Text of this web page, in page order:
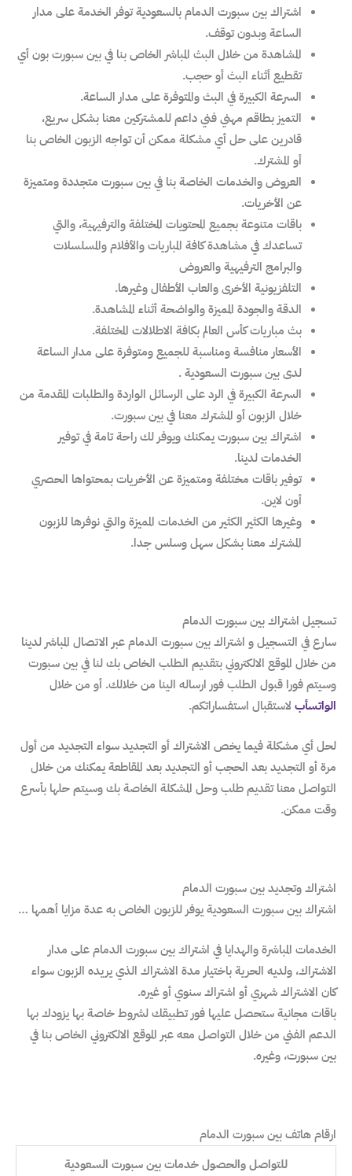
اشتراك بين سبورت الدمام بالسعودية توفر الخدمة على مدار
الساعة وبدون توقف.
المشاهدة من خلال البث المباشر الخاص بنا في بين سبورت بون أي
تقطيع أثناء البث أو حجب.
السرعة الكبيرة في البث والمتوفرة على مدار الساعة.
التميز بطاقم مهني فني داعم للمشتركين معنا بشكل سريع،
قادرين على حل أي مشكلة ممكن أن تواجه الزبون الخاص بنا
أو المشترك.
العروض والخدمات الخاصة بنا في بين سبورت متجددة ومتميزة
عن الأخريات.
باقات متنوعة بجميع المحتويات المختلفة والترفيهية، والتي
تساعدك في مشاهدة كافة المباريات والأفلام والمسلسلات
والبرامج الترفيهية والعروض
التلفزيونية الأخرى والعاب الأطفال وغيرها.
الدقة والجودة المميزة والواضحة أثناء المشاهدة.
بث مباريات كأس العالم بكافة الاطلالات المختلفة.
الأسعار منافسة ومناسبة للجميع ومتوفرة على مدار الساعة
لدى بين سبورت السعودية .
السرعة الكبيرة في الرد على الرسائل الواردة والطلبات المقدمة من
خلال الزبون أو المشترك معنا في بين سبورت.
اشتراك بين سبورت يمكنك ويوفر لك راحة تامة في توفير
الخدمات لدينا.
توفير باقات مختلفة ومتميزة عن الأخريات بمحتواها الحصري
أون لاين.
وغيرها الكثير الكثير من الخدمات المميزة والتي نوفرها للزبون
المشترك معنا بشكل سهل وسلس جدا.
تسجيل اشتراك بين سبورت الدمام
سارع في التسجيل و اشتراك بين سبورت الدمام عبر الاتصال المباشر لدينا
من خلال الموقع الالكتروني بتقديم الطلب الخاص بك لنا في بين سبورت
وسيتم فورا قبول الطلب فور ارساله الينا من خلالك. أو من خلال
الواتسأبلاستقبال استفساراتكم.
لحل أي مشكلة فيما يخص الاشتراك أو التجديد سواء التجديد من أول
مرة أو التجديد بعد الحجب أو التجديد بعد المقاطعة يمكنك من خلال
التواصل معنا تقديم طلب وحل المشكلة الخاصة بك وسيتم حلها بأسرع
وقت ممكن.
اشتراك وتجديد بين سبورت الدمام
اشتراك بين سبورت السعودية يوفر للزبون الخاص به عدة مزايا أهمها …
الخدمات المباشرة والهدايا في اشتراك بين سبورت الدمام على مدار
الاشتراك، ولديه الحرية باختيار مدة الاشتراك الذي يريده الزبون سواء
كان الاشتراك شهري أو اشتراك سنوي أو غيره.
باقات مجانية ستحصل عليها فور تطبيقك لشروط خاصة بها يزودك بها
الدعم الفني من خلال التواصل معه عبر الموقع الالكتروني الخاص بنا في
بين سبورت، وغيره.
ارقام هاتف بين سبورت الدمام
للتواصل والحصول خدمات بين سبورت السعودية